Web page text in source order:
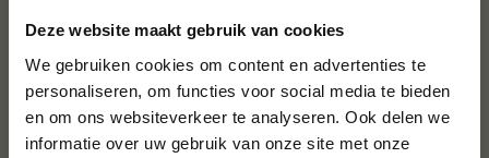
Deze website maakt gebruik van cookies
We gebruiken cookies om content en advertenties te
personaliseren, om functies voor social media te bieden
en om ons websiteverkeer te analyseren. Ook delen we
informatie over uw gebruik van onze site met onze
MAAK JE HACHEE COMPLEET!
€ 9,95
10% korting op je
eerste bestelling*